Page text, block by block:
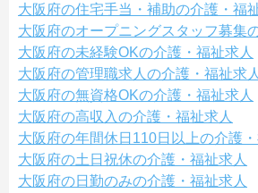
大阪府の住宅手当・補助の介護・福
大阪府のオープニングスタッフ募集
大阪府の未経験OKの介護・福祉求人
大阪府の管理職求人の介護・福祉求人
大阪府の無資格OKの介護・福祉求人
大阪府の高収入の介護・福祉求人
大阪府の年間休日110日以上の介護・
大阪府の土日祝休の介護・福祉求人
大阪府の日勤のみの介護・福祉求人